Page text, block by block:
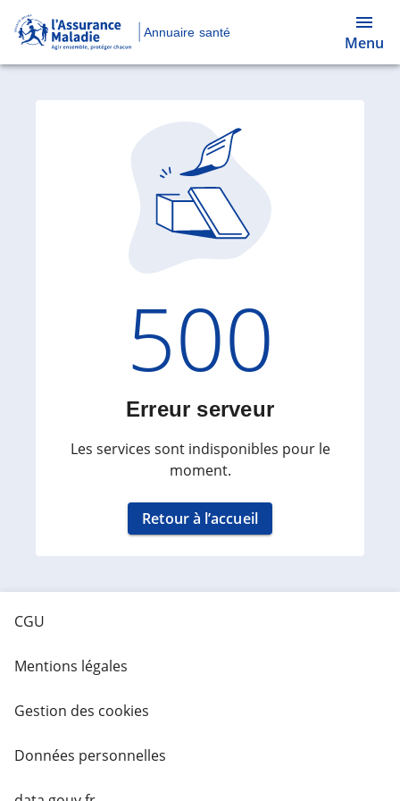
Annuaire santé
Menu
Code
500
Erreur serveur
Les services sont indisponibles pour le
moment.
Retour à l’accueil
CGU
Mentions légales
Gestion des cookies
Données personnelles